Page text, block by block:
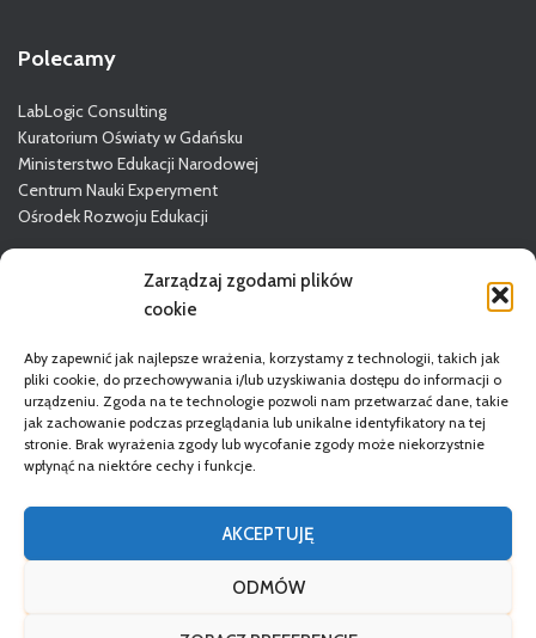
Zarządzaj zgodami plików
cookie
Aby zapewnić jak najlepsze wrażenia, korzystamy z technologii, takich jak
pliki cookie, do przechowywania i/lub uzyskiwania dostępu do informacji o
urządzeniu. Zgoda na te technologie pozwoli nam przetwarzać dane, takie
jak zachowanie podczas przeglądania lub unikalne identyfikatory na tej
stronie. Brak wyrażenia zgody lub wycofanie zgody może niekorzystnie
wpłynąć na niektóre cechy i funkcje.
AKCEPTUJĘ
ODMÓW
Polecamy
LabLogic Consulting
Kuratorium Oświaty w Gdańsku
Ministerstwo Edukacji Narodowej
Centrum Nauki Experyment
Ośrodek Rozwoju Edukacji
Więcej o GODN